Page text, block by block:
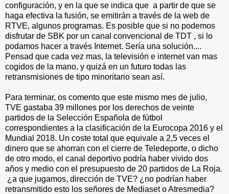
configuración, y en la que se indica que a partir de que se
haga efectiva la fusión, se emitirán a través de la web de
RTVE, algunos programas. Es posible que si no podemos
disfrutar de SBK por un canal convencional de TDT , si lo
podamos hacer a través Internet. Sería una solución....
Pensad que cada vez mas, la televisión e internet van mas
cogidos de la mano, y quizá en un futuro todas las
retransmisiones de tipo minoritario sean así.
Para terminar, os comento que este mismo mes de julio,
TVE gastaba 39 millones por los derechos de veinte
partidos de la Selección Española de fútbol
correspondientes a la clasificación de la Eurocopa 2016 y el
Mundial 2018. Un coste total que equivale a 2,5 veces el
dinero que se ahorran con el cierre de Teledeporte, o dicho
de otro modo, el canal deportivo podría haber vivido dos
años y medio con el presupuesto de 20 partidos de La Roja.
¿a que jugamos, dirección de TVE? ¿no podrían haber
retransmitido esto los señores de Mediaset o Atresmedia?